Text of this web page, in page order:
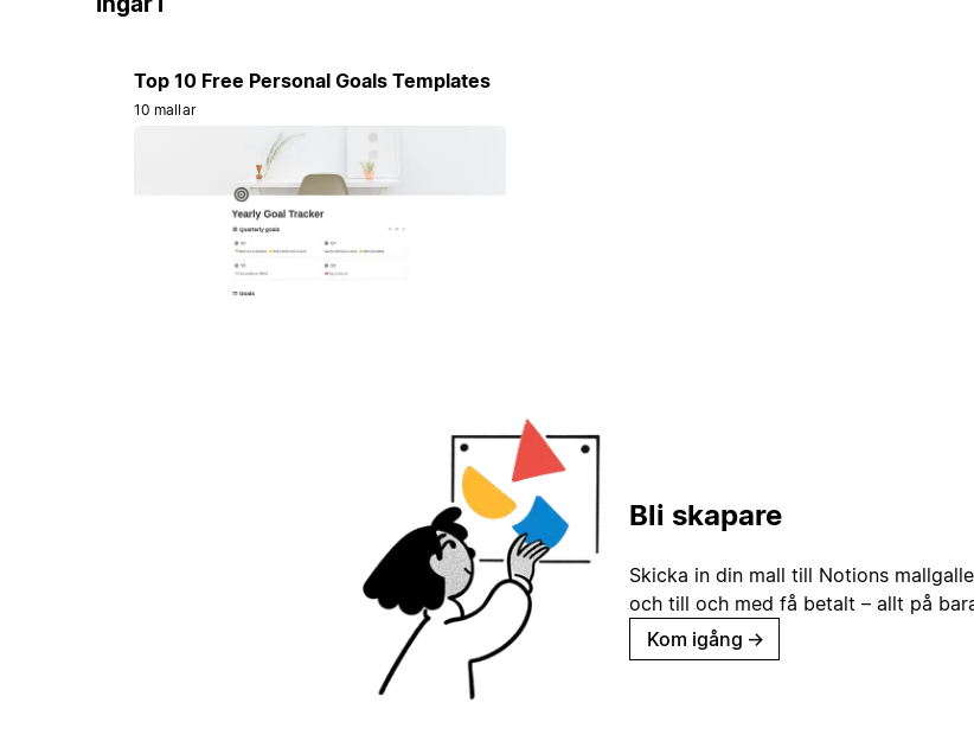
Top 10 Free Personal Goals Templates
10 mallar
Bli skapare
Skicka in din mall till Notions
och till och med få betalt – allt på
Kom igång →